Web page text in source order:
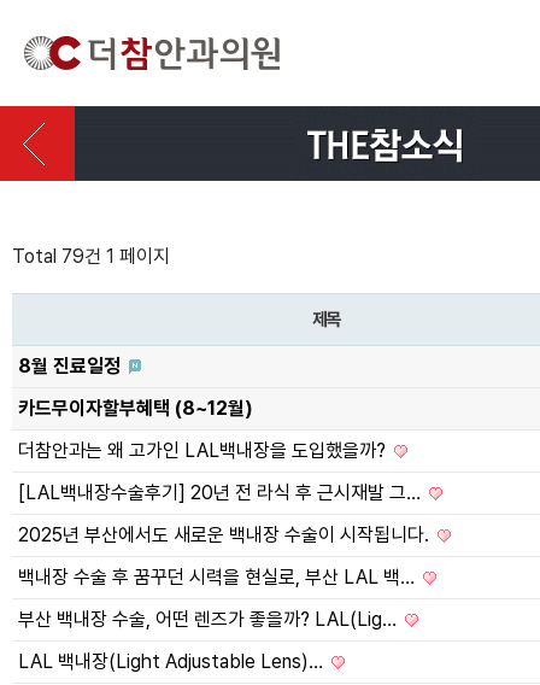
Total 79건 1 페이지
제목
8월 진료일정
카드무이자할부혜택 (8~12월)
더참안과는 왜 고가인 LAL백내장을 도입했을까?
[LAL백내장수술후기] 20년 전 라식 후 근시재발 그…
2025년 부산에서도 새로운 백내장 수술이 시작됩니다.
백내장 수술 후 꿈꾸던 시력을 현실로, 부산 LAL 백…
부산 백내장 수술, 어떤 렌즈가 좋을까? LAL(Lig…
LAL 백내장(Light Adjustable Lens)…